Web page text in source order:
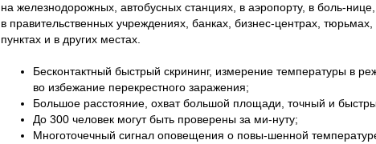
на железнодорожных, автобусных станциях, в аэропорту, в боль-
в правительственных учреждениях, банках, бизнес-центрах,
пунктах и в других местах.
Бесконтактный быстрый скрининг, измерение температуры в
во избежание перекрестного заражения;
Большое расстояние, охват большой площади, точный и
До 300 человек могут быть проверены за ми-нуту;
Многоточечный сигнал оповещения о повы-шенной